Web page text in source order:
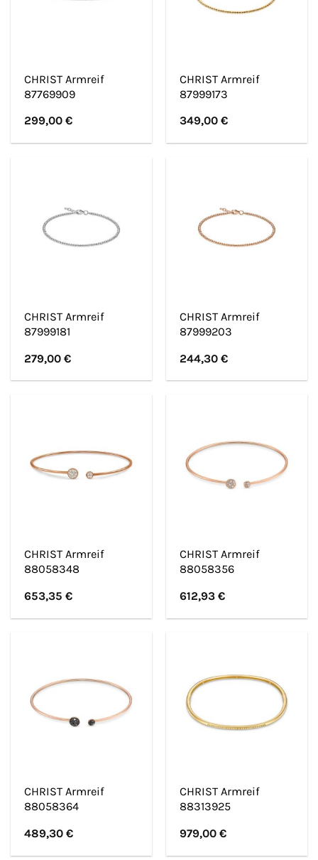
CHRIST Armreif
87769909
299,00€
CHRIST Armreif
87999173
349,00€
CHRIST Armreif
87999181
279,00€
CHRIST Armreif
87999203
244,30€
CHRIST Armreif
88058348
653,35€
CHRIST Armreif
88058356
612,93€
CHRIST Armreif
88058364
489,30€
CHRIST Armreif
88313925
979,00€